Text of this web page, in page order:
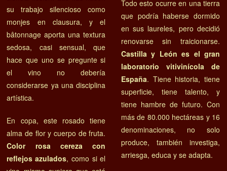
su trabajo silencioso como
monjes en clausura, y el
bâtonnage aporta una textura
sedosa, casi sensual, que
hace que uno se pregunte si
el vino no debería
considerarse ya una disciplina
artística.
En copa, este rosado tiene
alma de flor y cuerpo de fruta.
Color rosa cereza con
reflejos azulados, como si el
Todo esto ocurre en una tierra
que podría haberse dormido
en sus laureles, pero decidió
renovarse sin traicionarse.
Castilla y León es el gran
laboratorio vitivinícola de
España. Tiene historia, tiene
superficie, tiene talento, y
tiene hambre de futuro. Con
más de 80.000 hectáreas y 16
denominaciones, no solo
produce, también investiga,
arriesga, educa y se adapta.